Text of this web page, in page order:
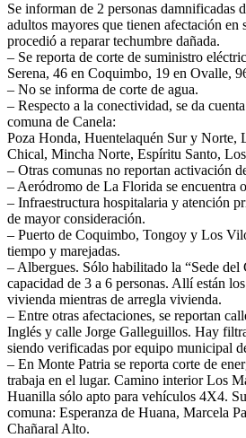
Se informan de 2 personas damnificadas
adultos mayores que tienen afectación
procedió a reparar techumbre dañada.
– Se reporta de corte de suministro
Serena, 46 en Coquimbo, 19 en Ovalle,
– No se informa de corte de agua.
– Respecto a la conectividad, se da
comuna de Canela:
Poza Honda, Huentelaquén Sur y Norte,
Chical, Mincha Norte, Espíritu Santo,
– Otras comunas no reportan activación
– Aeródromo de La Florida se encuentra
– Infraestructura hospitalaria y atención
de mayor consideración.
– Puerto de Coquimbo, Tongoy y Los
tiempo y marejadas.
– Albergues. Sólo habilitado la “Sede
capacidad de 3 a 6 personas. Allí están
vivienda mientras de arregla vivienda.
– Entre otras afectaciones, se reportan
Inglés y calle Jorge Galleguillos. Hay
siendo verificadas por equipo municipal
– En Monte Patria se reporta corte de
trabaja en el lugar. Camino interior Los
Huanilla sólo apto para vehículos 4X4.
comuna: Esperanza de Huana, Marcela
Chañaral Alto.